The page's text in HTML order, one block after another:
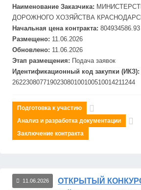
Наименование Заказчика:
ДОРОЖНОГО ХОЗЯЙСТВА
Начальная цена контракта: 804934586.93
Размещено: 11.06.2026
Обновлено: 11.06.2026
Этап размещения: Подача заявок
Идентификационный код закупки (ИКЗ):
262230807719023080100100510014211244
Подготовка к участию
Анализ и разработка документации
Заключение контракта
11.06.2026
ОТКРЫТЫЙ